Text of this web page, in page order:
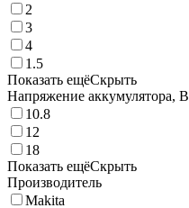
2
3
4
1.5
Показать ещёСкрыть
Напряжение аккумулятора, В
10.8
12
18
Показать ещёСкрыть
Производитель
Makita